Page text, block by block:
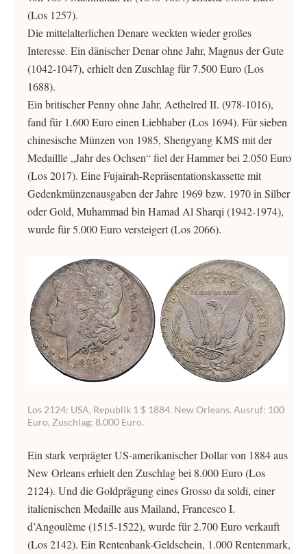
(Los 1257).
Die mittelalterlichen Denare weckten wieder großes
Interesse. Ein dänischer Denar ohne Jahr, Magnus der Gute
(1042-1047), erhielt den Zuschlag für 7.500 Euro (Los
1688).
Ein britischer Penny ohne Jahr, Aethelred II. (978-1016),
fand für 1.600 Euro einen Liebhaber (Los 1694). Für sieben
chinesische Münzen von 1985, Shengyang KMS mit der
Medaillle „Jahr des Ochsen“ fiel der Hammer bei 2.050 Euro
(Los 2017). Eine Fujairah-Repräsentationskassette mit
Gedenkmünzenausgaben der Jahre 1969 bzw. 1970 in Silber
oder Gold, Muhammad bin Hamad Al Sharqi (1942-1974),
wurde für 5.000 Euro versteigert (Los 2066).
Los 2124: USA, Republik 1 $ 1884. New Orleans. Ausruf: 100
Euro, Zuschlag: 8.000 Euro.
Ein stark verprägter US-amerikanischer Dollar von 1884 aus
New Orleans erhielt den Zuschlag bei 8.000 Euro (Los
2124). Und die Goldprägung eines Grosso da soldi, einer
italienischen Medaille aus Mailand, Francesco I.
d’Angoulème (1515-1522), wurde für 2.700 Euro verkauft
(Los 2142). Ein Rentenbank-Geldschein, 1.000 Rentenmark,